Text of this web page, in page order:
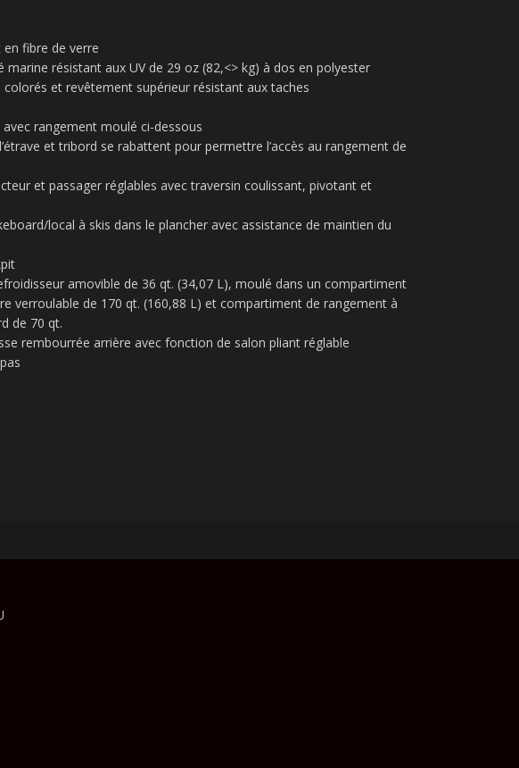
fibre de verre
marine résistant aux UV de 29 oz (82,<> kg) à dos en polyester
colorés et revêtement supérieur résistant aux taches
rangement moulé ci-dessous
et tribord se rabattent pour permettre l’accès au rangement de
et passager réglables avec traversin coulissant, pivotant et
local à skis dans le plancher avec assistance de maintien du
amovible de 36 qt. (34,07 L), moulé dans un compartiment
verroulable de 170 qt. (160,88 L) et compartiment de rangement à
de 70 qt.
rembourrée arrière avec fonction de salon pliant réglable